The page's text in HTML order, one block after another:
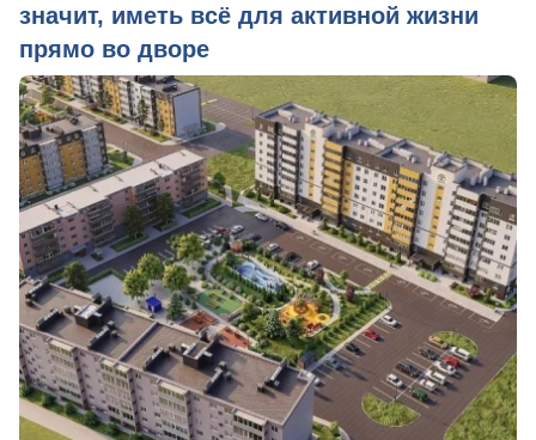
значит, иметь всё для активной жизни
прямо во дворе